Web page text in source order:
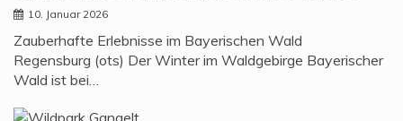
10. Januar 2026
Zauberhafte Erlebnisse im Bayerischen Wald
Regensburg (ots) Der Winter im Waldgebirge Bayerischer
Wald ist bei…